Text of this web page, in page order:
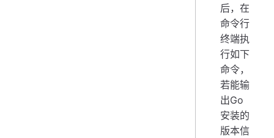
后，在
命令行
终端执
行如下
命令，
若能输
出Go
安装的
版本信